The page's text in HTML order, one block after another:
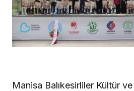
Manisa Balıkesirliler Kültür